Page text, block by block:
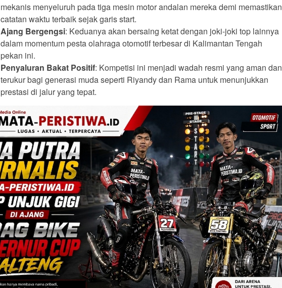
mekanis menyeluruh pada tiga mesin motor andalan mereka demi memastikan
catatan waktu terbaik sejak garis start.
Ajang Bergengsi: Keduanya akan bersaing ketat dengan joki-joki top lainnya
dalam momentum pesta olahraga otomotif terbesar di Kalimantan Tengah
pekan ini.
Penyaluran Bakat Positif: Kompetisi ini menjadi wadah resmi yang aman dan
terukur bagi generasi muda seperti Riyandy dan Rama untuk menunjukkan
prestasi di jalur yang tepat.